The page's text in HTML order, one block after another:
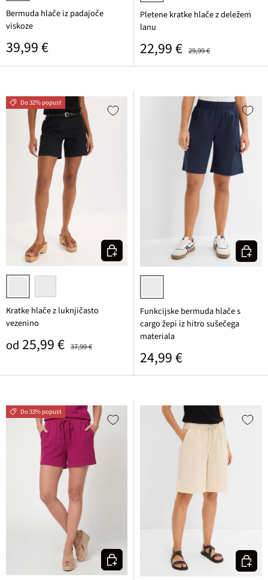
temno modra
rjava
Bermuda hlače iz padajoče
viskoze
Običajna cena
39,99 €
bisernata/temno rjava črtasta
Pletene kratke hlače z deležem
lanu
Prodajna cena
22,99 € 29,99 €
Do 32% popust
črna bela
Kratke hlače z luknjičasto
vezenino
Prodajna cena
od 25,99 € 37,99 €
Izberi varianto
temno modra
Funkcijske bermuda hlače s
cargo žepi iz hitro sušečega
materiala
Običajna cena
24,99 €
Izberi
Do 33% popust
Izberi varianto Izberi